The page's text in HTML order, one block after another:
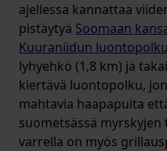
ajellessa kannattaa
pistäytyä Soomaan
Kuuraniidun luontopolku
lyhyehkö (1,8 km) ja
kiertävä luontopolku,
mahtavia haapapuita
suometsässä
varrella on myös